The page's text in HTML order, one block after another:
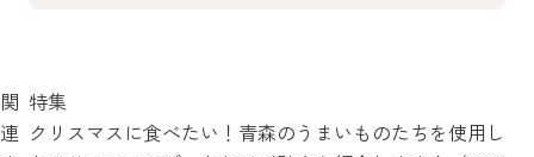
関
連
特集
クリスマスに食べたい！青森のうまいものたちを使用し